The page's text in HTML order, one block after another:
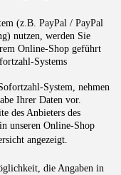
(z.B. PayPal / PayPal
nutzen, werden Sie
Online-Shop geführt
Systems
System, nehmen
Ihrer Daten vor.
des Anbieters des
unseren Online-Shop
angezeigt.
die Angaben in